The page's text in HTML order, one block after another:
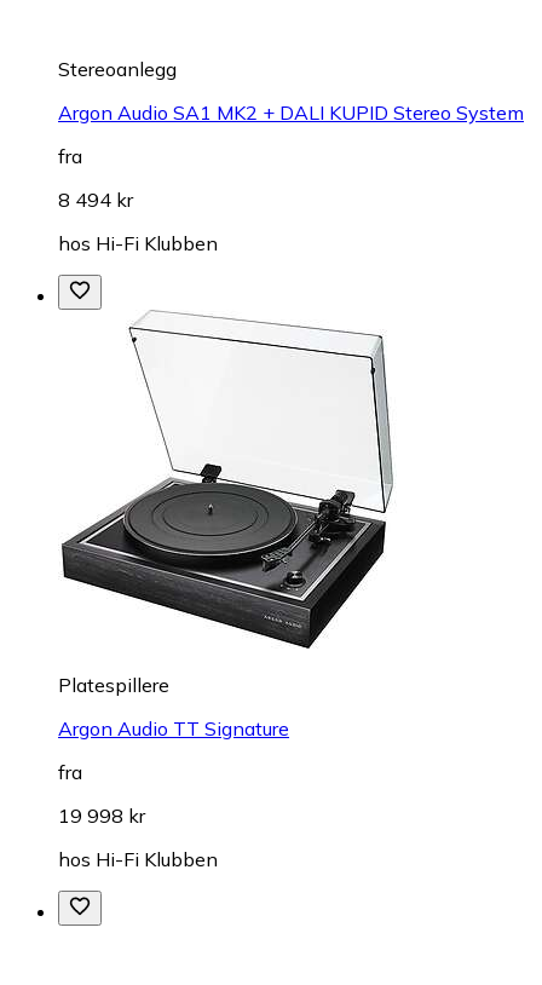
Stereoanlegg
Argon Audio SA1 MK2 + DALI KUPID Stereo System
fra
8 494 kr
hos Hi-Fi Klubben
Platespillere
Argon Audio TT Signature
fra
19 998 kr
hos Hi-Fi Klubben